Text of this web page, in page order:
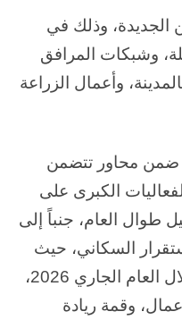
الجديدة، وذلك في
وشبكات المرافق
وأعمال الزراعة
ضمن محاور تتضمن
الكبرى على
طوال العام، جنباً إلى
السكاني، حيث
أوضحت الوزيرة أن “العلمين الجديدة” تتأهب لاستضافة عددٍ من الفعاليات البارزة خلال العام الجاري 2026،
وقمة ريادة
القاضية (٣)